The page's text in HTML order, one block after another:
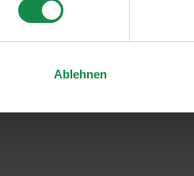
Ablehnen